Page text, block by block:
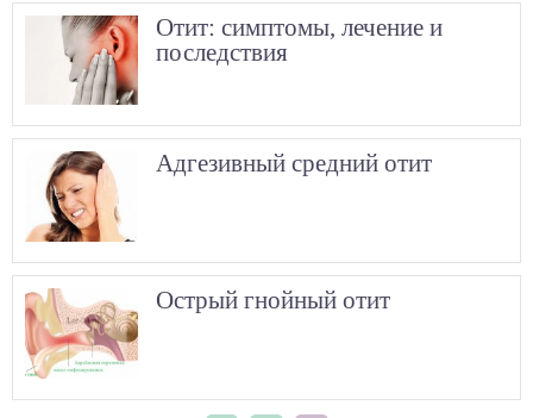
Отит: симптомы, лечение и
последствия
Адгезивный средний отит
Острый гнойный отит